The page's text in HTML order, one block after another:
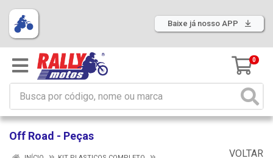
Baixe já nosso APP
0
Off Road - Peças
VOLTAR